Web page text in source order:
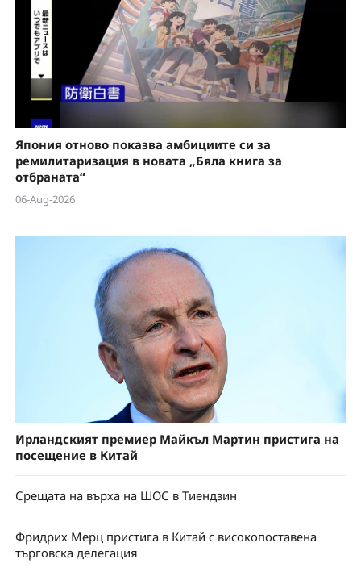
Япония отново показва амбициите си за
ремилитаризация в новата „Бяла книга за
отбраната“
06-Aug-2026
Ирландският премиер Майкъл Мартин пристига на
посещение в Китай
Срещата на върха на ШОС в Тиендзин
Фридрих Мерц пристига в Китай с високопоставена
търговска делегация